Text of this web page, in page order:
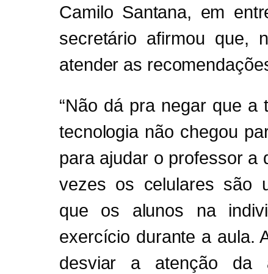
Camilo Santana, em
secretário afirmou que,
atender as
“Não dá pra negar que a
tecnologia não chegou
para ajudar o professor
vezes os celulares são
que os alunos na
exercício durante a aula.
desviar a atenção da